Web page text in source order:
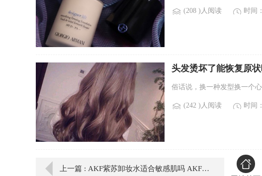
(208 )人阅读 时间
头发烫坏了能恢复原
俗话说，换一种发型换一个
(242 )人阅读 时间
上一篇 : AKF紫苏卸妆水适合敏感肌吗 AKF紫苏卸妆水成分表